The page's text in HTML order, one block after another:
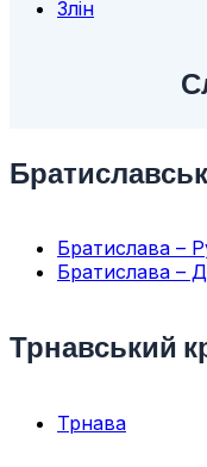
Злін
Братислава –
Братислава –
Трнавський
Трнава